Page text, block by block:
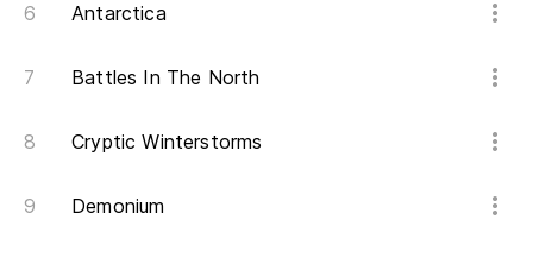
Antarctica
Battles In The North
Cryptic Winterstorms
Demonium